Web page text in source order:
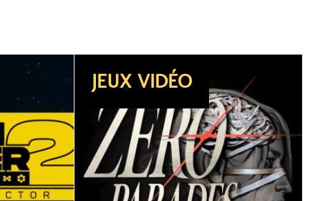
DOSSIER
JEUX VIDÉO